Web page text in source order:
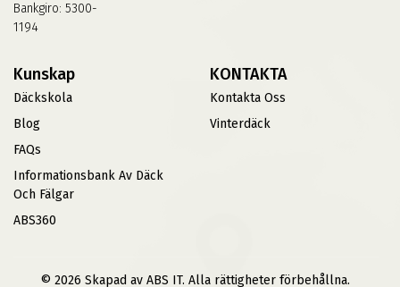
Bankgiro: 5300-
1194
Kunskap
Däckskola
Blog
FAQs
Informationsbank Av Däck
Och Fälgar
ABS360
KONTAKTA
Kontakta Oss
Vinterdäck
© 2026 Skapad av ABS IT. Alla rättigheter förbehållna.